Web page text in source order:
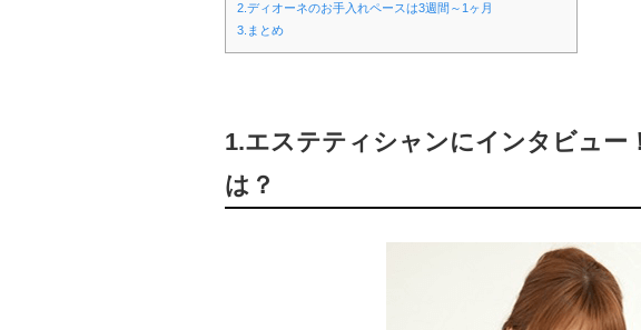
2.ディオーネのお手入れペースは3週間～1ヶ月
3.まとめ
1.エステティシャンにインタビュー
は？